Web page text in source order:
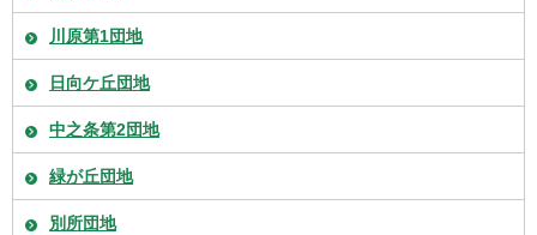
川原第1団地
日向ケ丘団地
中之条第2団地
緑が丘団地
別所団地